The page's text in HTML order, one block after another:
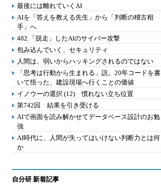
最後には離れていくAI
AIを「答えを教える先生」から「判断の稽古相
手」へ
482.「脱走」したAIのサイバー攻撃
包み込んでいく、セキュリティ
人間は、弱いからハッキングされるのではない
「思考は行動から生まれる」説。20年コードを書
いて悟った、建設現場へ行くことの価値
イノウーの選択 (12) 慣れない立ち位置
第742回 結果を引き受ける
AIで画面を読み解かせてデータベース設計のお勉
強
AI時代に、人間が失ってはいけない判断力とは何
か
自分研 新着記事